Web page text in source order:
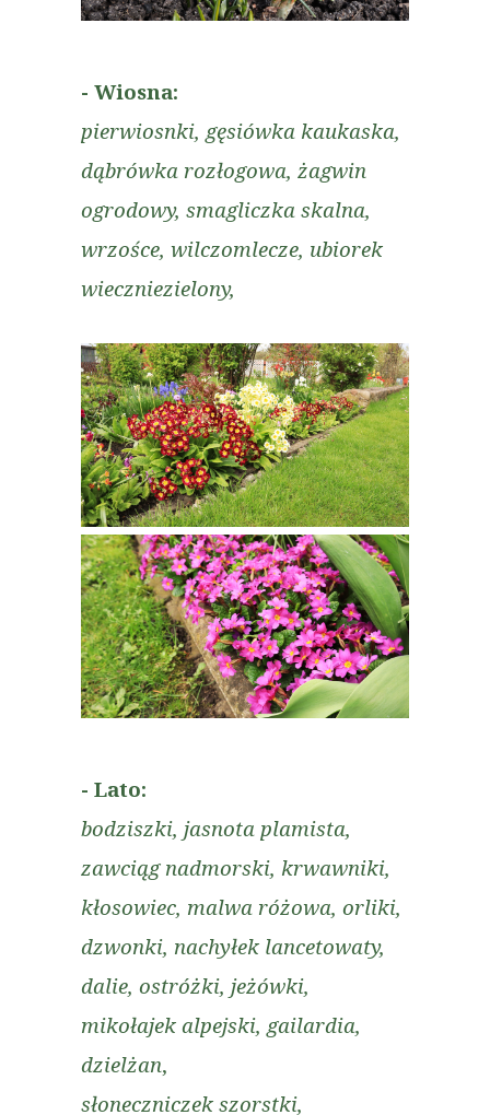
- Wiosna:
pierwiosnki, gęsiówka kaukaska,
dąbrówka rozłogowa, żagwin
ogrodowy, smagliczka skalna,
wrzośce, wilczomlecze, ubiorek
wieczniezielony,
- Lato:
bodziszki, jasnota plamista,
zawciąg nadmorski, krwawniki,
kłosowiec, malwa różowa, orliki,
dzwonki, nachyłek lancetowaty,
dalie, ostróżki, jeżówki,
mikołajek alpejski, gailardia,
dzielżan,
słoneczniczek szorstki,